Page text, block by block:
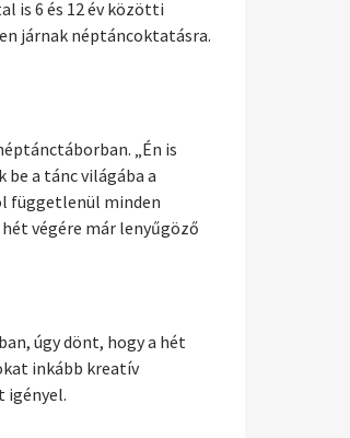
is 6 és 12 év közötti
járnak néptáncoktatásra.
„Én is
be a tánc világába a
függetlenül minden
végére már lenyűgöző
úgy dönt, hogy a hét
inkább kreatív
igényel.